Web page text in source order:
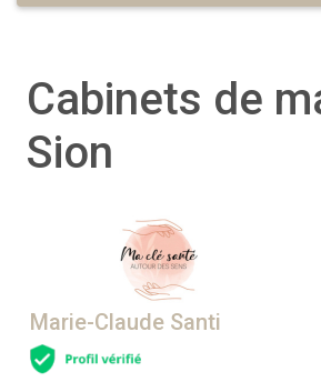
Cabinets de
Sion
Marie-Claude Santi